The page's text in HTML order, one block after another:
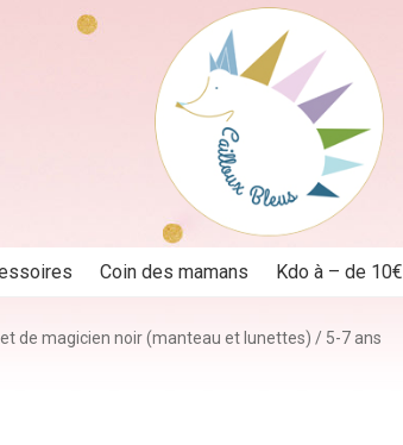
Coin des mamans Kdo à – de 10€
de magicien noir (manteau et lunettes) / 5-7 ans